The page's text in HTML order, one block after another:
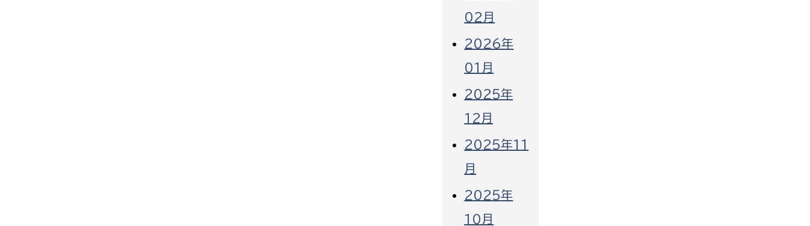
02月
2026年
01月
2025年
12月
2025年11
月
2025年
10月